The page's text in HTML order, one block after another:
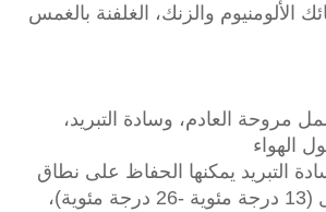
الألومنيوم والزنك، الغلفنة بالغمس
مروحة العادم، وسادة التبريد،
الهواء
التبريد يمكنها الحفاظ على نطاق
درجة الحرارة الأمثل (13 درجة مئوية -26 درجة مئوية)،